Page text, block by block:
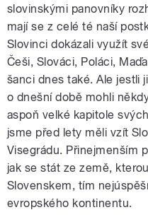
slovinskými panovníky
mají se z celé té naší
Slovinci dokázali využít
Češi, Slováci, Poláci,
šanci dnes také. Ale jestli
o dnešní době mohli
aspoň velké kapitole
jsme před lety měli vzít
Visegrádu. Přinejmenším
jak se stát ze země,
Slovenskem, tím
evropského kontinentu.